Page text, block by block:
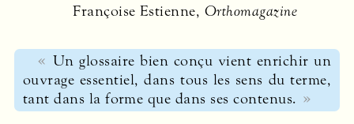
Françoise Estienne, Orthomagazine
Un glossaire bien conçu vient enrichir un
ouvrage essentiel, dans tous les sens du terme,
tant dans la forme que dans ses contenus.